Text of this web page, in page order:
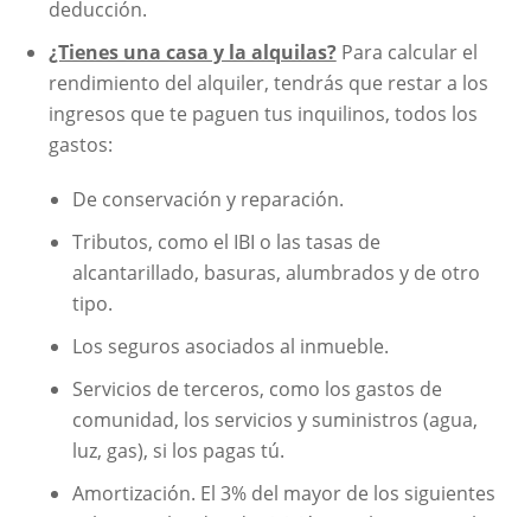
deducción.
¿Tienes una casa y la alquilas?Para calcular el
rendimiento del alquiler, tendrás que restar a los
ingresos que te paguen tus inquilinos, todos los
gastos:
De conservación y reparación.
Tributos, como el IBI o las tasas de
alcantarillado, basuras, alumbrados y de otro
tipo.
Los seguros asociados al inmueble.
Servicios de terceros, como los gastos de
comunidad, los servicios y suministros (agua,
luz, gas), si los pagas tú.
Amortización. El 3% del mayor de los siguientes